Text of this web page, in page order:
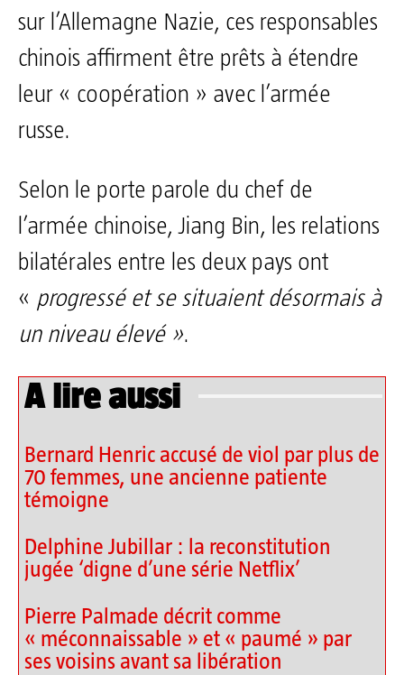
sur l’Allemagne Nazie, ces responsables
chinois affirment être prêts à étendre
leur « coopération » avec l’armée
russe.
Selon le porte parole du chef de
l’armée chinoise, Jiang Bin, les relations
bilatérales entre les deux pays ont
« progressé et se situaient désormais à
un niveau élevé ».
A lire aussi
Bernard Henric accusé de viol par plus de
70 femmes, une ancienne patiente
témoigne
Delphine Jubillar : la reconstitution
jugée ‘digne d’une série Netflix’
Pierre Palmade décrit comme
« méconnaissable » et « paumé » par
ses voisins avant sa libération